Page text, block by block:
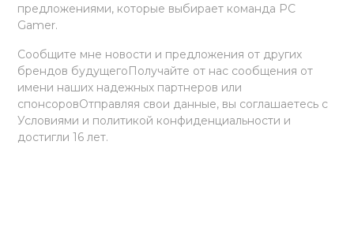
предложениями, которые выбирает команда PC
Gamer.
Сообщите мне новости и предложения от других
брендов будущегоПолучайте от нас сообщения от
имени наших надежных партнеров или
спонсоровОтправляя свои данные, вы соглашаетесь с
Условиями и политикой конфиденциальности и
достигли 16 лет.